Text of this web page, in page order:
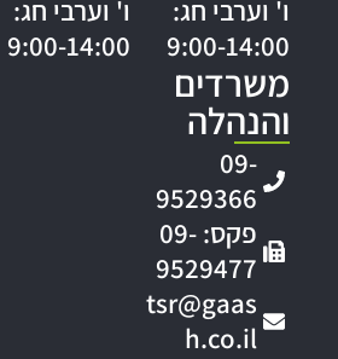
ו' וערבי חג:
9:00-14:00
משרדים
והנהלה
09-
9529366
פקס: 09-
9529477
tsr@gaas
h.co.il
ו' וערבי חג:
9:00-14:00